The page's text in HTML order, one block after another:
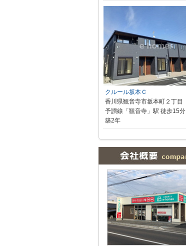
クルール坂本Ｃ
香川県観音寺市坂本町２丁目
予讃線「観音寺」駅 徒歩15分
築2年